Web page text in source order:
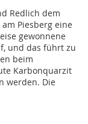
Redlich dem
Piesberg eine
gewonnene
und das führt zu
beim
Karbonquarzit
werden. Die